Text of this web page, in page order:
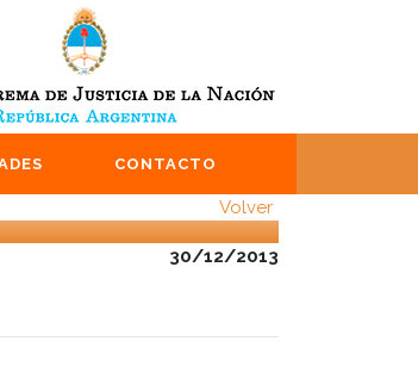
CONTACTO
Volver
30/12/2013